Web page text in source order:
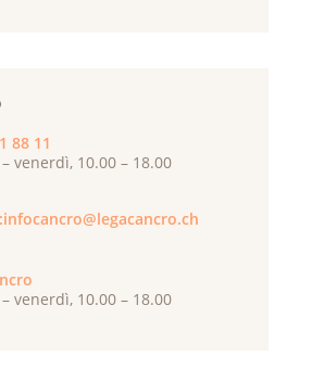
88 11
venerdì, 10.00 – 18.00
venerdì, 10.00 – 18.00